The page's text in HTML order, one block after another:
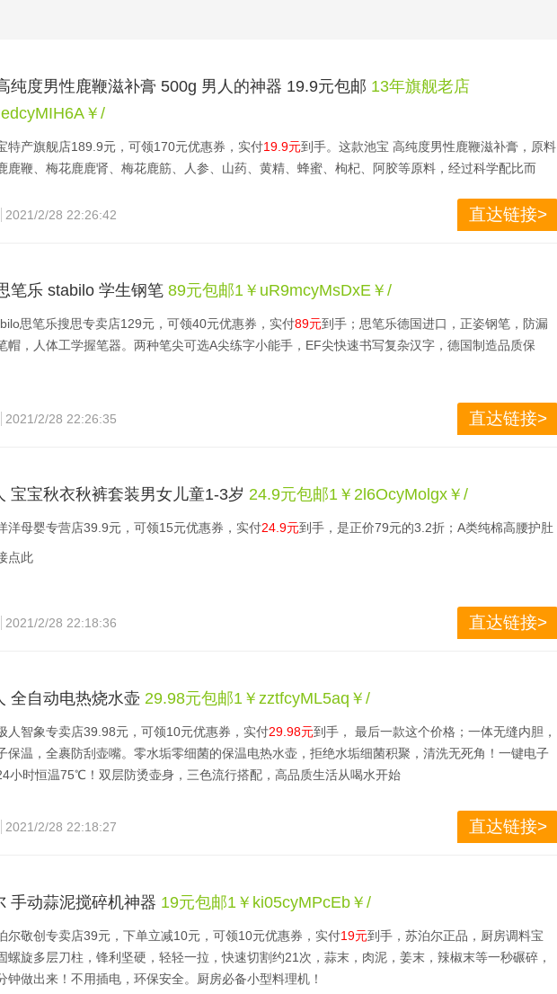
纯度男性鹿鞭滋补膏 500g 男人的神器 19.9元包邮 13年旗舰老店
￥/
特产旗舰店189.9元，可领170元优惠券，实付19.9元到手。这款池宝 高纯度男性鹿鞭滋补膏，原料
鹿鞭、梅花鹿鹿肾、梅花鹿筋、人参、山药、黄精、蜂蜜、枸杞、阿胶等原料，经过科学配比而
很好的滋补功效，适合腰膝酸软、阳痿早泄、性欲减退、遗精、性机能疲弱衰退，缓解疲劳，增强
2021/2/28 22:26:42 直达链接>
笔乐 stabilo 学生钢笔 89元包邮1￥uR9mcyMsDxE￥/
思笔乐搜思专卖店129元，可领40元优惠券，实付89元到手；思笔乐德国进口，正姿钢笔，防漏
帽，人体工学握笔器。两种笔尖可选A尖练字小能手，EF尖快速书写复杂汉字，德国制造品质保
2021/2/28 22:26:35 直达链接>
宝宝秋衣秋裤套装男女儿童1-3岁 24.9元包邮1￥2l6OcyMolgx￥/
洋母婴专营店39.9元，可领15元优惠券，实付24.9元到手，是正价79元的3.2折；A类纯棉高腰护肚
点此
2021/2/28 22:18:36 直达链接>
全自动电热烧水壶 29.98元包邮1￥zztfcyML5aq￥/
人智象专卖店39.98元，可领10元优惠券，实付29.98元到手， 最后一款这个价格；一体无缝内胆，
保温，全裹防刮壶嘴。零水垢零细菌的保温电热水壶，拒绝水垢细菌积聚，清洗无死角！一键电子
小时恒温75℃！双层防烫壶身，三色流行搭配，高品质生活从喝水开始
2021/2/28 22:18:27 直达链接>
手动蒜泥搅碎机神器 19元包邮1￥ki05cyMPcEb￥/
尔敬创专卖店39元，下单立减10元，可领10元优惠券，实付19元到手，苏泊尔正品，厨房调料宝
螺旋多层刀柱，锋利坚硬，轻轻一拉，快速切割约21次，蒜末，肉泥，姜末，辣椒末等一秒碾碎，
钟做出来！不用插电，环保安全。厨房必备小型料理机！